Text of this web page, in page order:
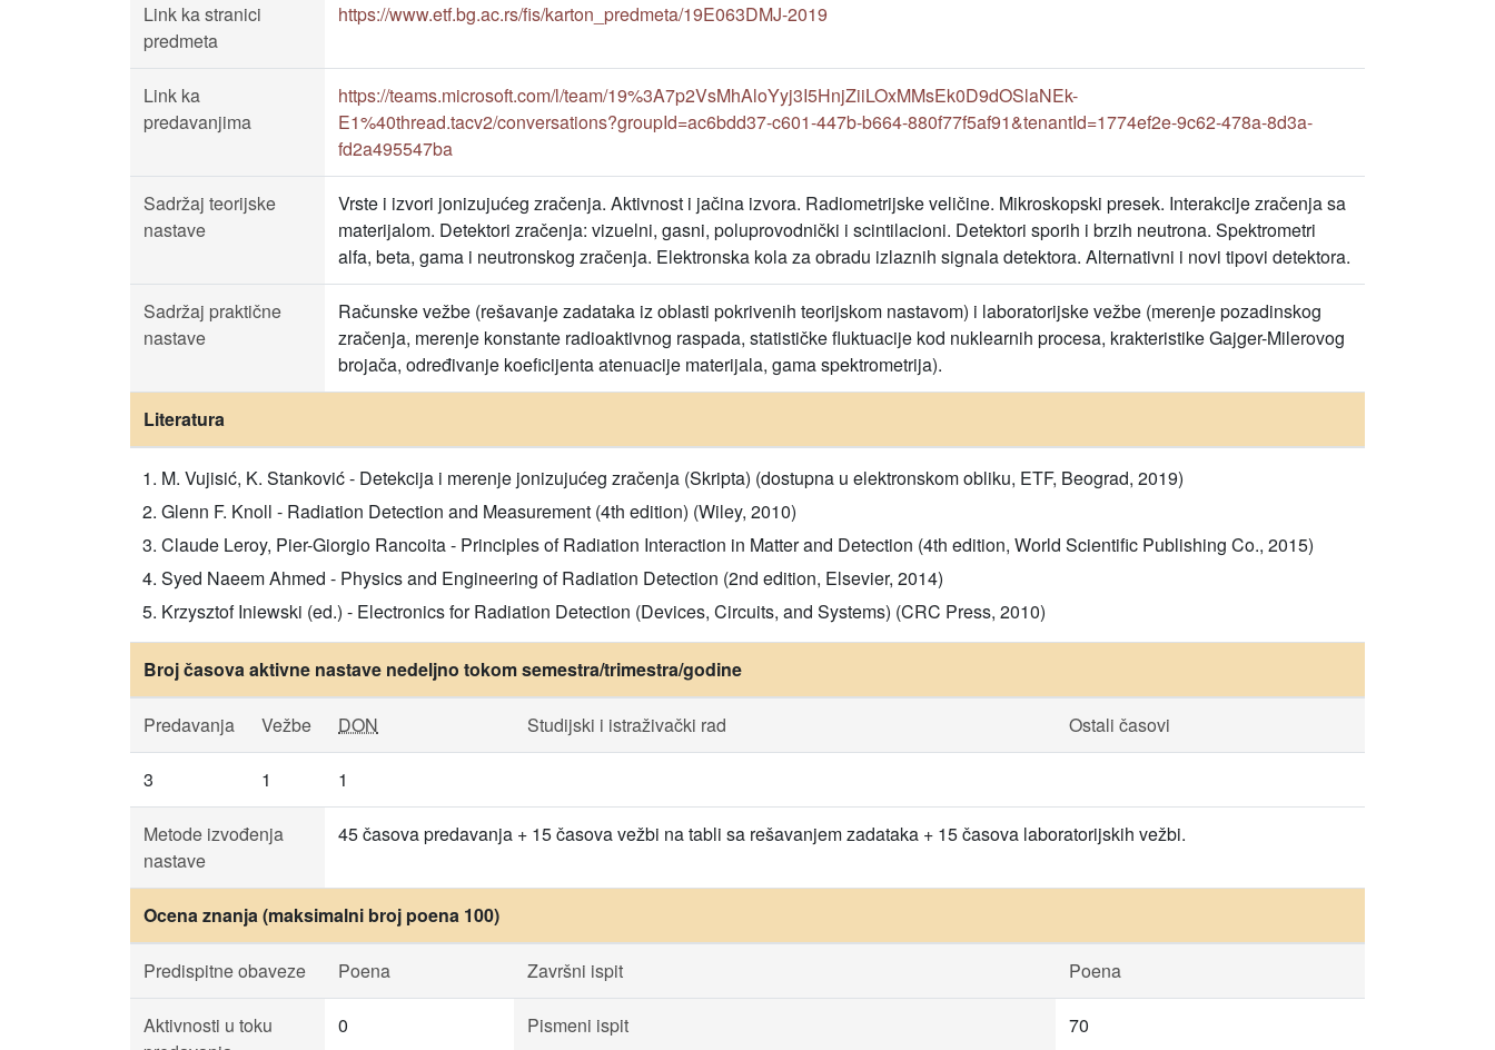
Link ka stranici
predmeta
https://www.etf.bg.ac.rs/fis/karton_predmeta/19E063DMJ-2019
Link ka
predavanjima
https://teams.microsoft.com/l/team/19%3A7p2VsMhAloYyj3I5HnjZiiLOxMMsEk0D9dOSlaNEk-
E1%40thread.tacv2/conversations?groupId=ac6bdd37-c601-447b-b664-880f77f5af91&tenantId=1774ef2e-9c62-478a-8d3a-
fd2a495547ba
Sadržaj teorijske
nastave
Vrste i izvori jonizujućeg zračenja. Aktivnost i jačina izvora. Radiometrijske veličine. Mikroskopski presek. Interakcije zračenja sa
materijalom. Detektori zračenja: vizuelni, gasni, poluprovodnički i scintilacioni. Detektori sporih i brzih neutrona. Spektrometri
alfa, beta, gama i neutronskog zračenja. Elektronska kola za obradu izlaznih signala detektora. Alternativni i novi tipovi detektora.
Sadržaj praktične
nastave
Računske vežbe (rešavanje zadataka iz oblasti pokrivenih teorijskom nastavom) i laboratorijske vežbe (merenje pozadinskog
zračenja, merenje konstante radioaktivnog raspada, statističke fluktuacije kod nuklearnih procesa, krakteristike Gajger-Milerovog
brojača, određivanje koeficijenta atenuacije materijala, gama spektrometrija).
Literatura
M. Vujisić, K. Stanković - Detekcija i merenje jonizujućeg zračenja (Skripta) (dostupna u elektronskom obliku, ETF, Beograd, 2019)
Glenn F. Knoll - Radiation Detection and Measurement (4th edition) (Wiley, 2010)
Claude Leroy, Pier-Giorgio Rancoita - Principles of Radiation Interaction in Matter and Detection (4th edition, World Scientific Publishing Co., 2015)
Syed Naeem Ahmed - Physics and Engineering of Radiation Detection (2nd edition, Elsevier, 2014)
Krzysztof Iniewski (ed.) - Electronics for Radiation Detection (Devices, Circuits, and Systems) (CRC Press, 2010)
Broj časova aktivne nastave nedeljno tokom semestra/trimestra/godine
Predavanja Vežbe DON Studijski i istraživački rad Ostali časovi
3 1 1
Metode izvođenja
nastave
45 časova predavanja + 15 časova vežbi na tabli sa rešavanjem zadataka + 15 časova laboratorijskih vežbi.
Ocena znanja (maksimalni broj poena 100)
Predispitne obaveze Poena Završni ispit Poena
Aktivnosti u toku
0 Pismeni ispit 70